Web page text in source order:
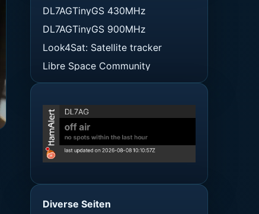
DL7AGTinyGS 430MHz
DL7AGTinyGS 900MHz
Look4Sat: Satellite tracker
Libre Space Community
Diverse Seiten